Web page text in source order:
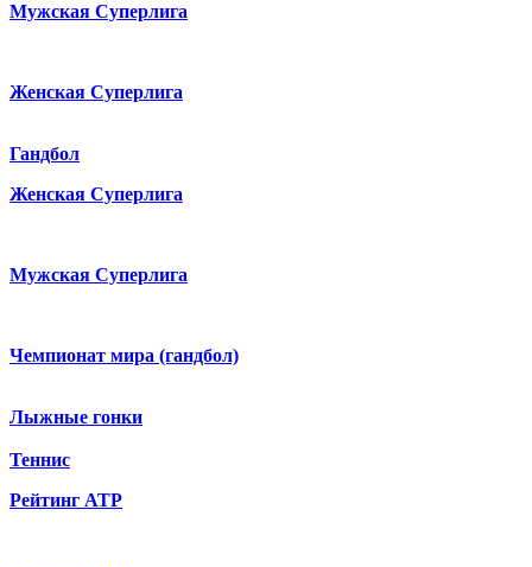
Мужская Суперлига
Женская Суперлига
Гандбол
Женская Суперлига
Мужская Суперлига
Чемпионат мира (гандбол)
Лыжные гонки
Теннис
Рейтинг ATP